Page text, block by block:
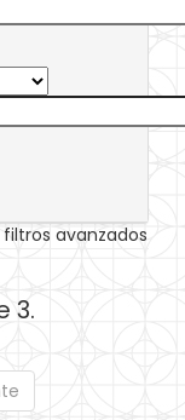
avanzados
3.